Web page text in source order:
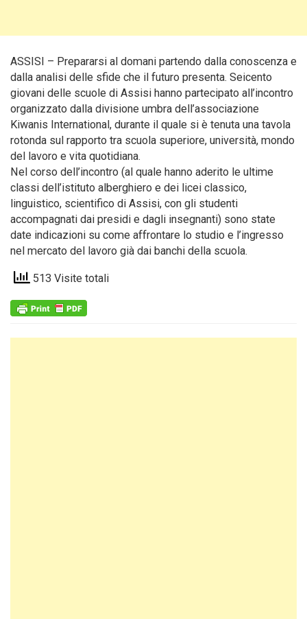
ASSISI – Prepararsi al domani partendo dalla conoscenza e
dalla analisi delle sfide che il futuro presenta. Seicento
giovani delle scuole di Assisi hanno partecipato all’incontro
organizzato dalla divisione umbra dell’associazione
Kiwanis International, durante il quale si è tenuta una tavola
rotonda sul rapporto tra scuola superiore, università, mondo
del lavoro e vita quotidiana.
Nel corso dell’incontro (al quale hanno aderito le ultime
classi dell’istituto alberghiero e dei licei classico,
linguistico, scientifico di Assisi, con gli studenti
accompagnati dai presidi e dagli insegnanti) sono state
date indicazioni su come affrontare lo studio e l’ingresso
nel mercato del lavoro già dai banchi della scuola.
513 Visite totali